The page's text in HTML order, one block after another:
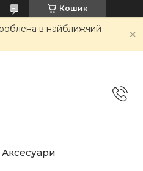
Кошик
в найближчий
Аксесуари